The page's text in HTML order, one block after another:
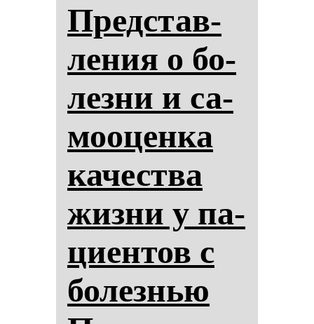
Пред­став­
ле­ния о бо­
лез­ни и са­
мо­оцен­ка
ка­чес­тва
жиз­ни у па­
ци­ен­тов с
бо­лез­нью